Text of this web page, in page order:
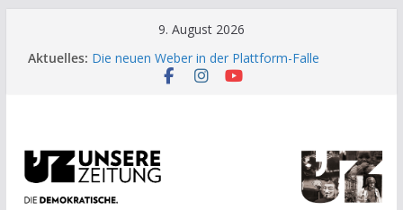
9. August 2026
Aktuelles: Die neuen Weber in der Plattform-Falle
Moment der Woche: Die Heuschrecke
US-Wahl: Arzt aus Detroit besiegt 70-Millionen-
Dollar-Lobby